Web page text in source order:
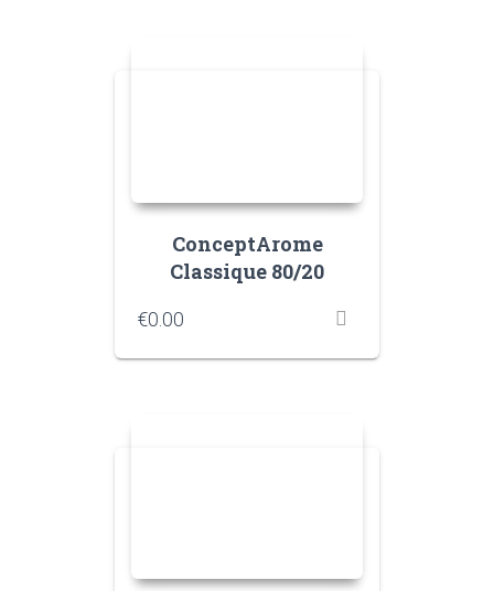
ConceptArome
Classique 80/20
€0.00